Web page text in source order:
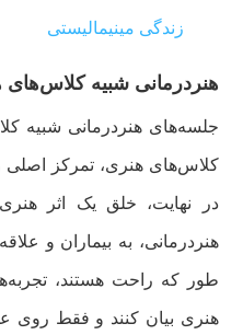
زندگی مینیمالیستی
هنردرمانی شبیه
جلسه‌های هنردرمانی شبیه
کلاس‌های هنری، تمرکز اصلی
در نهایت، خلق یک اثر
هنردرمانی، به بیماران و
طور که راحت هستند،
هنری بیان کنند و فقط روی